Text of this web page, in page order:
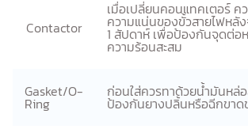
Contactor
เมื่อเปลี่ยนคอนแทคเตอร์ ค
ความแน่นของขั้วสายไฟหลัง
1 สัปดาห์ เพื่อป้องกันจุดต่อ
ความร้อนสะสม
Gasket/O-
Ring
ก่อนใส่ควรทาด้วยน้ำมันหล่
ป้องกันยางปลิ้นหรือฉีกขา